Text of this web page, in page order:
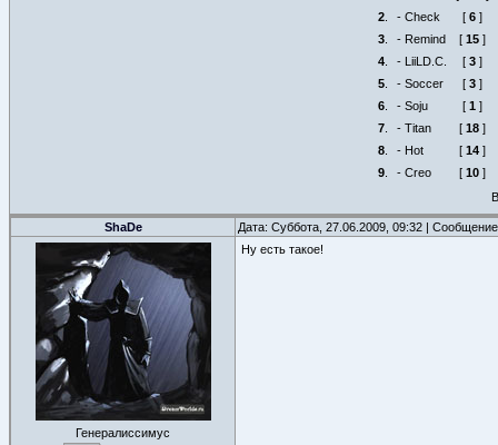
2
- Check [ 6 ]
3
- Remind [ 15 ]
4
- LiiLD.C. [ 3 ]
5
- Soccer [ 3 ]
6
- Soju [ 1 ]
7
- Titan [ 18 ]
8
- Hot [ 14 ]
9
- Creo [ 10 ]
ShaDe Дата: Суббота, 27.06.2009, 09:32 |
Генералиссимус
Ну есть такое!